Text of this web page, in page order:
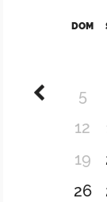
DOM
5
12
19
26